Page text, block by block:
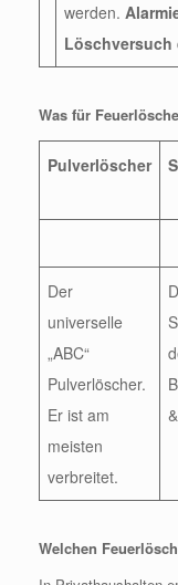
werden.
Löschversuch
Was für
Pulverlöscher
Der
universelle
„ABC“
Pulverlöscher.
Er ist am
meisten
verbreitet.
Welchen